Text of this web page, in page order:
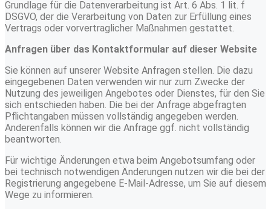
Grundlage für die Datenverarbeitung ist Art. 6 Abs. 1 lit. f
DSGVO, der die Verarbeitung von Daten zur Erfüllung eines
Vertrags oder vorvertraglicher Maßnahmen gestattet.
Anfragen über das Kontaktformular auf dieser Website
Sie können auf unserer Website Anfragen stellen. Die dazu
eingegebenen Daten verwenden wir nur zum Zwecke der
Nutzung des jeweiligen Angebotes oder Dienstes, für den Sie
sich entschieden haben. Die bei der Anfrage abgefragten
Pflichtangaben müssen vollständig angegeben werden.
Anderenfalls können wir die Anfrage ggf. nicht vollständig
beantworten.
Für wichtige Änderungen etwa beim Angebotsumfang oder
bei technisch notwendigen Änderungen nutzen wir die bei der
Registrierung angegebene E-Mail-Adresse, um Sie auf diesem
Wege zu informieren.